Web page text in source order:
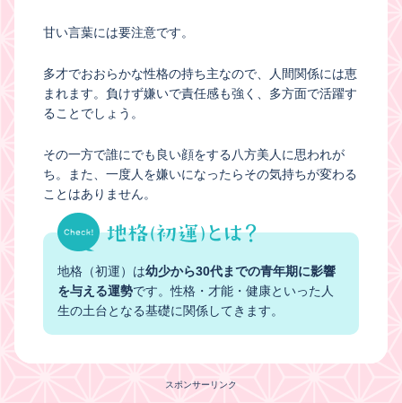
甘い言葉には要注意です。
多才でおおらかな性格の持ち主なので、人間関係には恵
まれます。負けず嫌いで責任感も強く、多方面で活躍す
ることでしょう。
その一方で誰にでも良い顔をする八方美人に思われが
ち。また、一度人を嫌いになったらその気持ちが変わる
ことはありません。
地格（初運）は幼少から30代までの青年期に影響
を与える運勢です。性格・才能・健康といった人
生の土台となる基礎に関係してきます。
スポンサーリンク